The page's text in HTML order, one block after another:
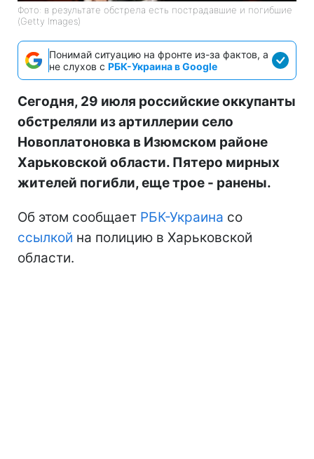
Фото: в результате обстрела есть пострадавшие и погибшие
(Getty Images)
Понимай ситуацию на фронте из-за фактов, а
не слухов с РБК-Украина в Google
Сегодня, 29 июля российские оккупанты
обстреляли из артиллерии село
Новоплатоновка в Изюмском районе
Харьковской области. Пятеро мирных
жителей погибли, еще трое - ранены.
Об этом сообщает РБК-Украина со
ссылкой на полицию в Харьковской
области.